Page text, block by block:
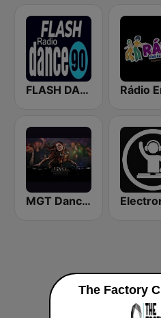
FLASH DANCE 90
MGT Dance Hits Dance Music
The Factory